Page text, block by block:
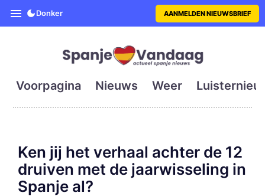
SpanjeVandaag is de eerste
Donker AANMELDEN NIEUWSBRIEF
Voorpagina Nieuws Weer
Ken jij het verhaal achter de 12
druiven met de jaarwisseling in
Spanje al?